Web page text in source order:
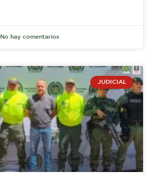
No hay comentarios
JUDICIAL